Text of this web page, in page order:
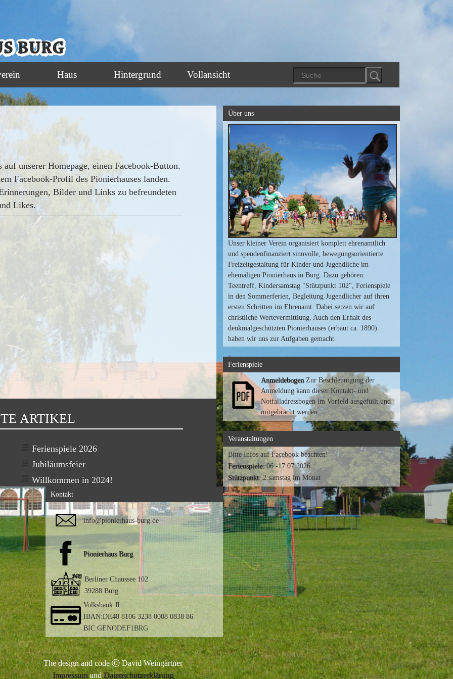
Haus Hintergrund Vollansicht
unserer Homepage, einen Facebook-Button.
Facebook-Profil des Pionierhauses landen.
Bilder und Links zu befreundeten
Likes.
ARTIKEL
Ferienspiele 2026
Jubiläumsfeier
Willkommen in 2024!
Über uns
Unser kleiner Verein organisiert komplett ehrenamtlich
und spendenfinanziert sinnvolle, bewegungsorientierte
Freizeitgestaltung für Kinder und Jugendliche im
ehemaligen Pionierhaus in Burg. Dazu gehören:
Teentreff, Kindersamstag "Stützpunkt 102", Ferienspiele
in den Sommerferien, Begleitung Jugendlicher auf ihren
ersten Schritten im Ehrenamt. Dabei setzen wir auf
christliche Wertevermittlung. Auch den Erhalt des
denkmalgeschützten Pionierhauses (erbaut ca. 1890)
haben wir uns zur Aufgaben gemacht.
Ferienspiele
AnmeldebogenZur Beschleunigung der
Anmeldung kann dieser Kontakt- und
Notfalladressbogen im Vorfeld ausgefüllt und
mitgebracht werden.
Veranstaltungen
Bitte Infos auf Facebook beachten!
Ferienspiele:06.-17.07.2026
Stützpunkt:2.samstag im Monat
Kontakt
info@pionierhaus-burg.de
Pionierhaus Burg
Berliner Chaussee 102
39288 Burg
Volksbank JL
IBAN:DE48 8106 3238 0008 0838 86
BIC:GENODEF1BRG
The design and code Ⓒ David Weingärtner
ImpressumundDatenschutzerklärung